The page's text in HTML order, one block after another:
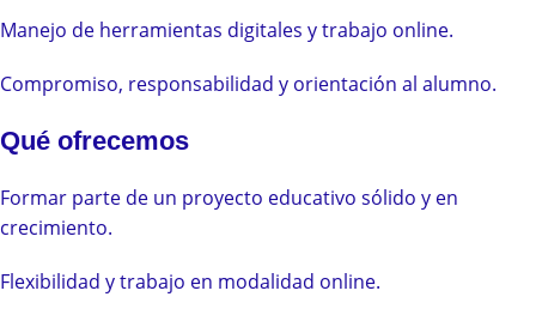
Manejo de herramientas digitales y trabajo online.
Compromiso, responsabilidad y orientación al alumno.
Qué ofrecemos
Formar parte de un proyecto educativo sólido y en
crecimiento.
Flexibilidad y trabajo en modalidad online.